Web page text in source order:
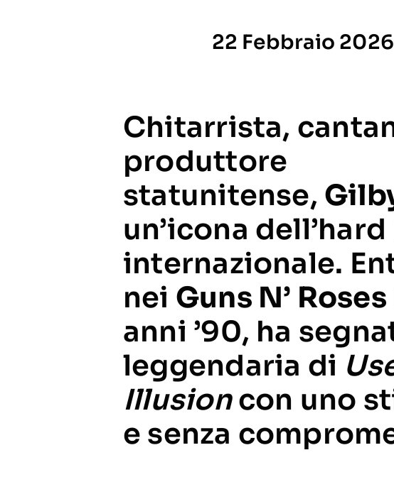
22 Febbraio
Chitarrista,
produttore
statunitense,
un’icona
internazionale.
nei Guns N’ Roses
anni ’90, ha
leggendaria di
Illusioncon uno
e senza